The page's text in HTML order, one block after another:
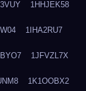
1HHJEK58
1IHA2RU7
1JFVZL7X
1K1OOBX2